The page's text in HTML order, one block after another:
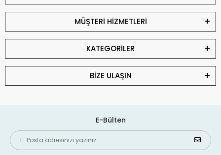
MÜŞTERİ HİZMETLERİ
KATEGORİLER
BİZE ULAŞIN
E-Bülten